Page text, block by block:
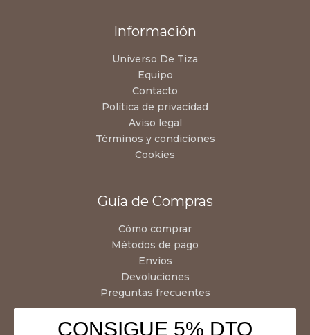
Información
Universo De Tiza
Equipo
Contacto
Política de privacidad
Aviso legal
Términos y condiciones
Cookies
Guía de Compras
Cómo comprar
Métodos de pago
Envíos
Devoluciones
Preguntas frecuentes
CONSIGUE 5% DTO